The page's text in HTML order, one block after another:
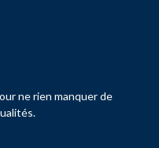
ne rien manquer de